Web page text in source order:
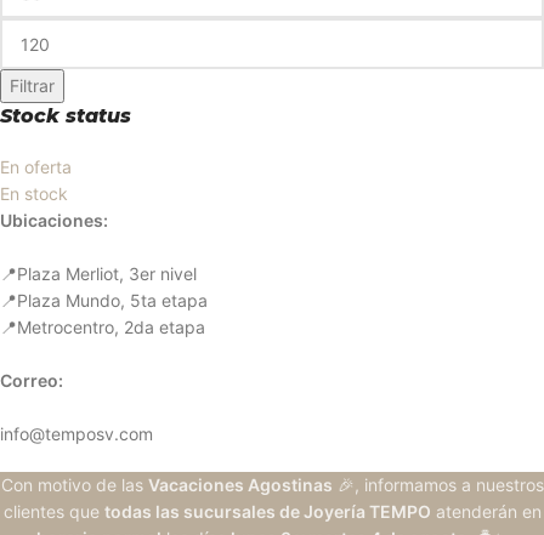
Filtrar
Stock status
En oferta
En stock
Ubicaciones:
📍Plaza Merliot, 3er nivel
📍Plaza Mundo, 5ta etapa
📍Metrocentro, 2da etapa
Correo:
info@temposv.com
Con motivo de las Vacaciones Agostinas 🎉, informamos a nuestros
clientes que todas las sucursales de Joyería TEMPO atenderán en